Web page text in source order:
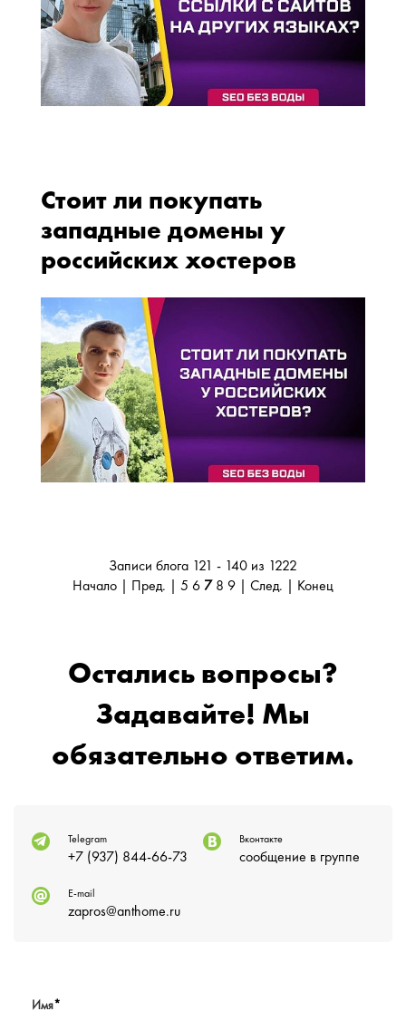
Стоит ли покупать
западные домены у
российских хостеров
Записи блога 121 - 140 из 1222
Начало
Пред. 5 6 7 8 9 След. Конец
Остались вопросы?
Задавайте! Мы
обязательно ответим.
Telegram
+7 (937) 844-66-73
Вконтакте
сообщение в группе
E-mail
zapros@anthome.ru
Имя*